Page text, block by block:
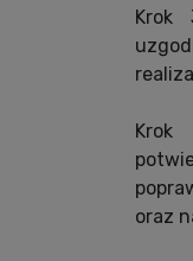
Krok
Krok
oraz